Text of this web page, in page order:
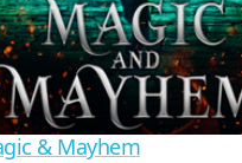
& Mayhem